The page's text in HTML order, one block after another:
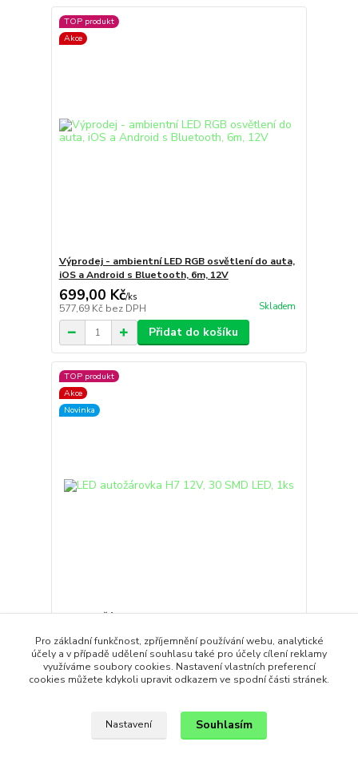
TOP produkt
Akce
Výprodej - ambientní LED RGB osvětlení do auta,
iOS a Android s Bluetooth, 6m, 12V
699,00 Kč/ks
577,69 Kč bez DPH Skladem
Přidat do košíku
TOP produkt
Akce
Novinka
LED autožárovka H7 12V, 30 SMD LED, 1ks
179,00 Kč/ks
147,93 Kčbez DPH Skladem
Přidat do košíku
Pro základní funkčnost, zpříjemnění používání webu, analytické
účely a v případě udělení souhlasu také pro účely cílení reklamy
využíváme soubory cookies. Nastavení vlastních preferencí
cookies můžete kdykoli upravit odkazem ve spodní části stránek.
Nastavení Souhlasím